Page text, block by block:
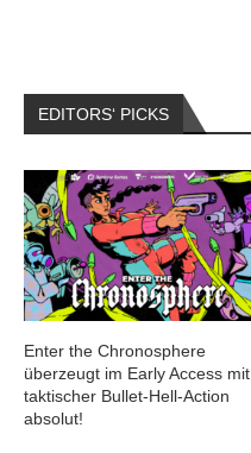
EDITORS‘ PICKS
Enter the Chronosphere
überzeugt im Early Access mit
taktischer Bullet-Hell-Action
absolut!